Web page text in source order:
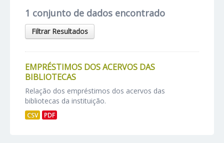
1 conjunto de dados encontrado
Filtrar Resultados
EMPRÉSTIMOS DOS ACERVOS DAS
BIBLIOTECAS
Relação dos empréstimos dos acervos das
bibliotecas da instituição.
CSV PDF